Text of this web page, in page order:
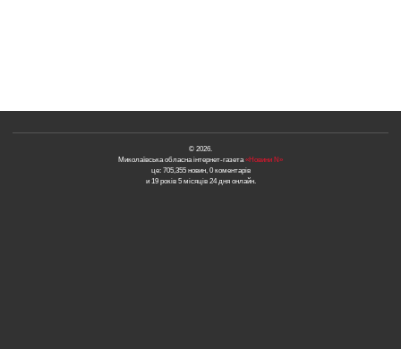
© 2026.
Миколаївська обласна інтернет-газета«Новини N»
це: 705,355 новин, 0 коментарів
и 19 років 5 місяців 24 дня онлайн.